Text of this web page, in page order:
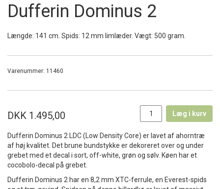
Dufferin Dominus 2
Længde: 141 cm. Spids: 12 mm limlæder. Vægt: 500 gram.
Varenummer: 11460
DKK 1.495,00 Læg i kurv
Dufferin Dominus 2 LDC (Low Density Core) er lavet af ahorntræ
af høj kvalitet. Det brune bundstykke er dekoreret over og under
grebet med et decal i sort, off-white, grøn og sølv. Køen har et
cocobolo-decal på grebet.
Dufferin Dominus 2 har en 8,2 mm XTC-ferrule, en Everest-spids